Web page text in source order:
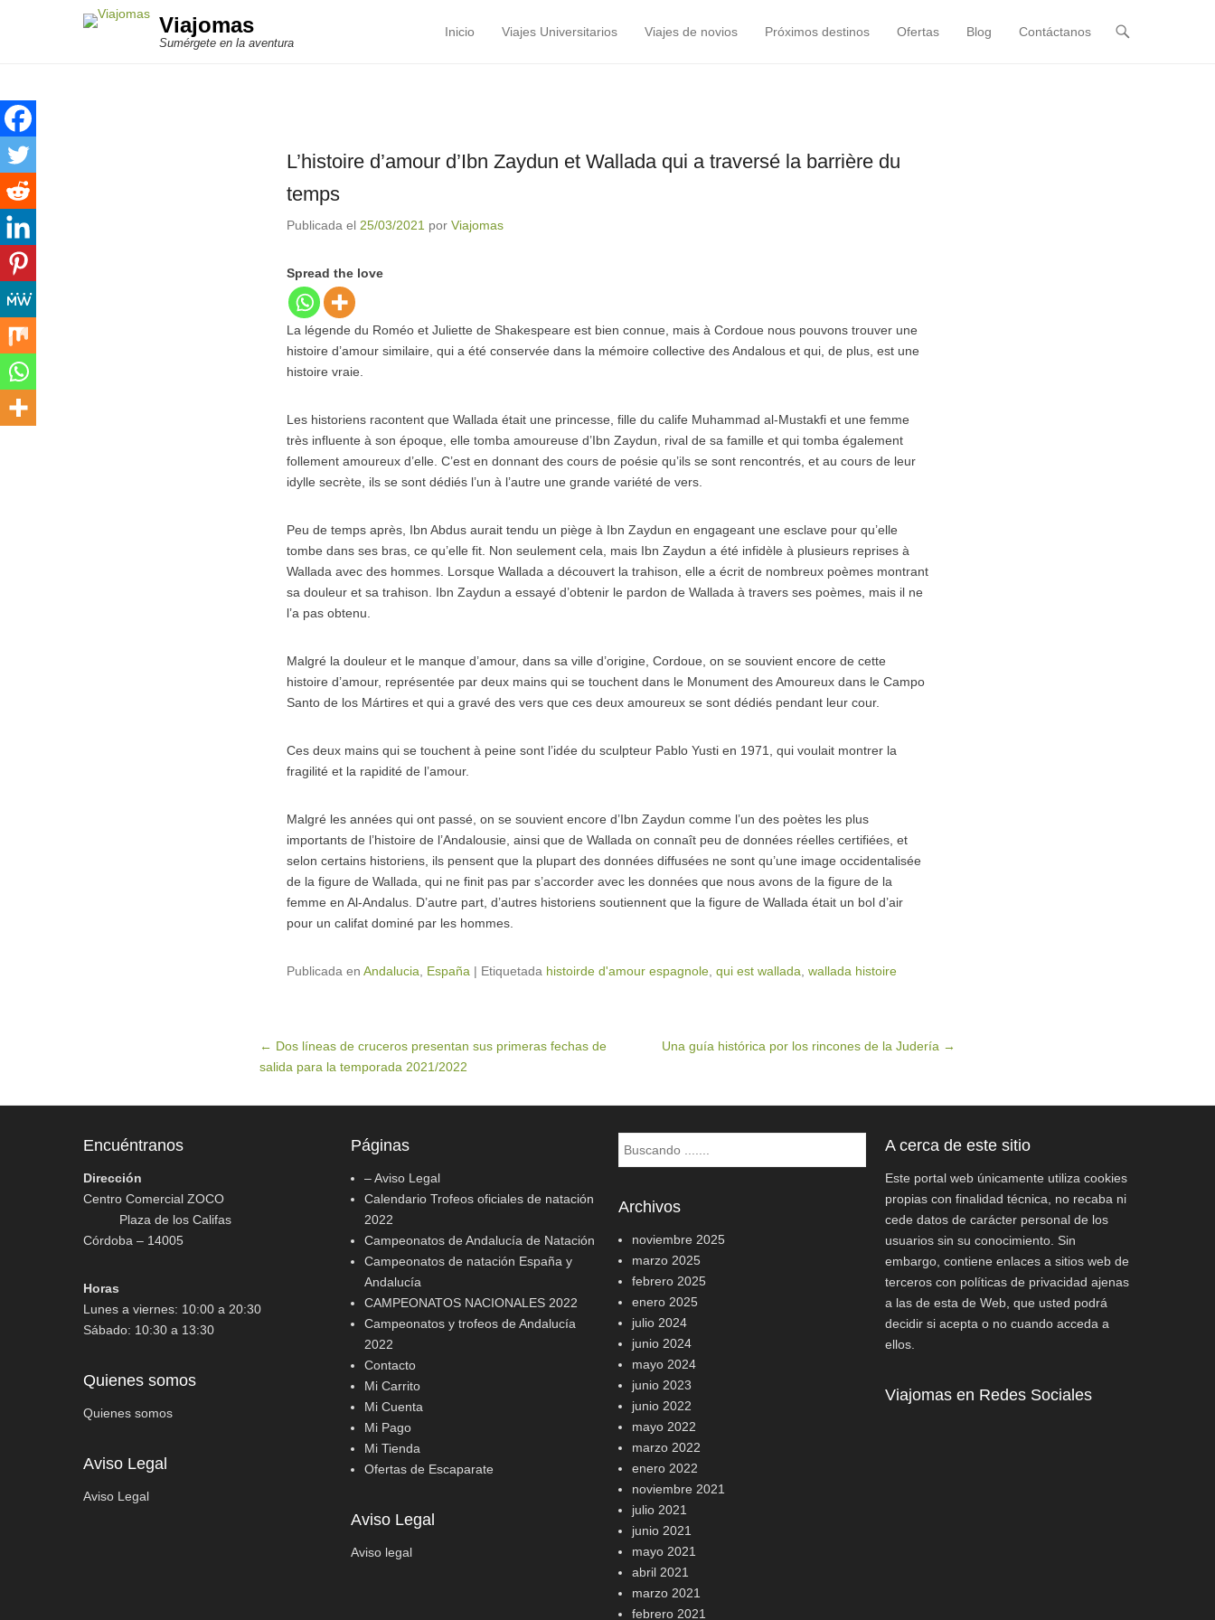
Viajomas
Sumérgete en la aventura
Menú principal
Saltar al contenido
Inicio Viajes Universitarios Viajes de novios Próximos destinos Ofertas Blog Contáctanos
L’histoire d’amour d’Ibn Zaydun et Wallada qui a traversé la barrière du
temps
Publicada el 25/03/2021 por Viajomas
Spread the love
La légende du Roméo et Juliette de Shakespeare est bien connue, mais à Cordoue nous pouvons trouver une
histoire d’amour similaire, qui a été conservée dans la mémoire collective des Andalous et qui, de plus, est une
histoire vraie.
Les historiens racontent que Wallada était une princesse, fille du calife Muhammad al-Mustakfi et une femme
très influente à son époque, elle tomba amoureuse d’Ibn Zaydun, rival de sa famille et qui tomba également
follement amoureux d’elle. C’est en donnant des cours de poésie qu’ils se sont rencontrés, et au cours de leur
idylle secrète, ils se sont dédiés l’un à l’autre une grande variété de vers.
Peu de temps après, Ibn Abdus aurait tendu un piège à Ibn Zaydun en engageant une esclave pour qu’elle
tombe dans ses bras, ce qu’elle fit. Non seulement cela, mais Ibn Zaydun a été infidèle à plusieurs reprises à
Wallada avec des hommes. Lorsque Wallada a découvert la trahison, elle a écrit de nombreux poèmes montrant
sa douleur et sa trahison. Ibn Zaydun a essayé d’obtenir le pardon de Wallada à travers ses poèmes, mais il ne
l’a pas obtenu.
Malgré la douleur et le manque d’amour, dans sa ville d’origine, Cordoue, on se souvient encore de cette
histoire d’amour, représentée par deux mains qui se touchent dans le Monument des Amoureux dans le Campo
Santo de los Mártires et qui a gravé des vers que ces deux amoureux se sont dédiés pendant leur cour.
Ces deux mains qui se touchent à peine sont l’idée du sculpteur Pablo Yusti en 1971, qui voulait montrer la
fragilité et la rapidité de l’amour.
Malgré les années qui ont passé, on se souvient encore d’Ibn Zaydun comme l’un des poètes les plus
importants de l’histoire de l’Andalousie, ainsi que de Wallada on connaît peu de données réelles certifiées, et
selon certains historiens, ils pensent que la plupart des données diffusées ne sont qu’une image occidentalisée
de la figure de Wallada, qui ne finit pas par s’accorder avec les données que nous avons de la figure de la
femme en Al-Andalus. D’autre part, d’autres historiens soutiennent que la figure de Wallada était un bol d’air
pour un califat dominé par les hommes.
Publicada en Andalucia España | Etiquetada histoirde d'amour espagnole qui est wallada wallada histoire
Navegación de entradas
← Dos líneas de cruceros presentan sus primeras fechas de
salida para la temporada 2021/2022
Una guía histórica por los rincones de la Judería →
Encuéntranos
Dirección
Centro Comercial ZOCO
Plaza de los Califas
Córdoba – 14005
Horas
Lunes a viernes: 10:00 a 20:30
Sábado: 10:30 a 13:30
Quienes somos
Quienes somos
Aviso Legal
Aviso Legal
Páginas
– Aviso Legal
Calendario Trofeos oficiales de natación
2022
Campeonatos de Andalucía de Natación
Campeonatos de natación España y
Andalucía
CAMPEONATOS NACIONALES 2022
Campeonatos y trofeos de Andalucía
2022
Contacto
Mi Carrito
Mi Cuenta
Mi Pago
Mi Tienda
Ofertas de Escaparate
Aviso Legal
Aviso legal
Buscar
Archivos
noviembre 2025
marzo 2025
febrero 2025
enero 2025
julio 2024
junio 2024
mayo 2024
junio 2023
junio 2022
mayo 2022
marzo 2022
enero 2022
noviembre 2021
julio 2021
junio 2021
mayo 2021
abril 2021
marzo 2021
febrero 2021
A cerca de este sitio
Este portal web únicamente utiliza cookies
propias con finalidad técnica, no recaba ni
cede datos de carácter personal de los
usuarios sin su conocimiento. Sin
embargo, contiene enlaces a sitios web de
terceros con políticas de privacidad ajenas
a las de esta de Web, que usted podrá
decidir si acepta o no cuando acceda a
ellos.
Viajomas en Redes Sociales